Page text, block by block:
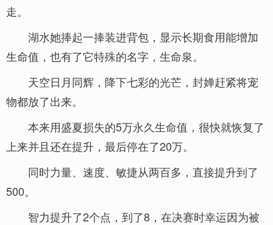
走。
湖水她捧起一捧装进背包，显示长期食用能增加
生命值，也有了它特殊的名字，生命泉。
天空日月同辉，降下七彩的光芒，封婵赶紧将宠
物都放了出来。
本来用盛夏损失的5万永久生命值，很快就恢复了
上来并且还在提升，最后停在了20万。
同时力量、速度、敏捷从两百多，直接提升到了
500。
智力提升了2个点，到了8，在决赛时幸运因为被